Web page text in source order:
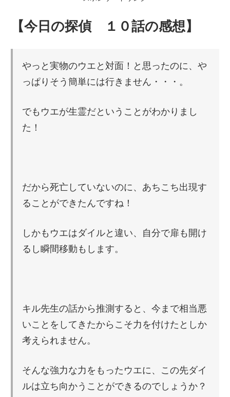
【今日の探偵 １０話の感想】
やっと実物のウエと対面！と思ったのに、や
っぱりそう簡単には行きません・・・。
でもウエが生霊だということがわかりまし
た！
だから死亡していないのに、あちこち出現す
ることができたんですね！
しかもウエはダイルと違い、自分で扉も開け
るし瞬間移動もします。
キル先生の話から推測すると、今まで相当悪
いことをしてきたからこそ力を付けたとしか
考えられません。
そんな強力な力をもったウエに、この先ダイ
ルは立ち向かうことができるのでしょうか？